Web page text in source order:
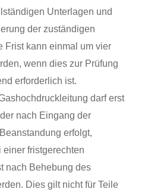
Unterlagen und
der zuständigen
Frist kann einmal um vier
wenn dies zur Prüfung
erforderlich ist.
darf erst
nach Eingang der
erfolgt,
fristgerechten
nach Behebung des
Dies gilt nicht für Teile